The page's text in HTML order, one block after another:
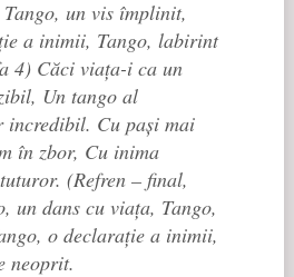
un vis împlinit,
a inimii, Tango, labirint
4) Căci viața-i ca un
Un tango al
incredibil. Cu pași mai
în zbor, Cu inima
(Refren – final,
un dans cu viața, Tango,
o declarație a inimii,
neoprit.